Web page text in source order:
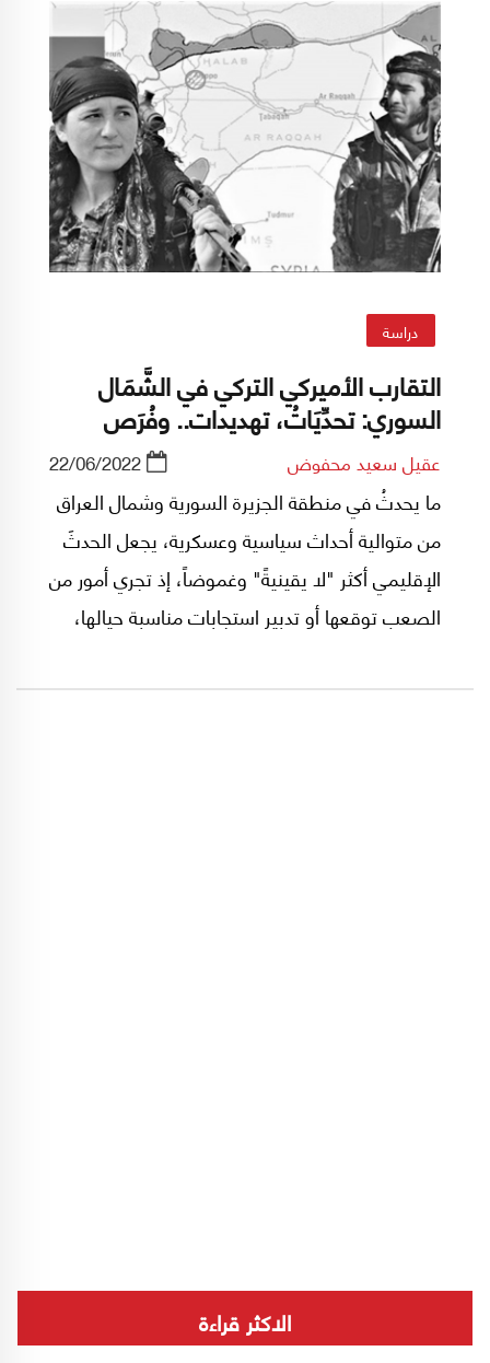
دراسة
التقارب الأميركي التركي في الشَّمَال
السوري: تحدِّيَاتُ، تهديدات.. وفُرَص
عقيل سعيد محفوض 22/06/2022
ما يحدثُ في منطقة الجزيرة السورية وشمال العراق
من متوالية أحداث سياسية وعسكرية، يجعل الحدثَ
الإقليمي أكثر "لا يقينيةً" وغموضاً، إذ تجري أمور من
الصعب توقعها أو تدبير استجابات مناسبة حيالها،
وتركيا، تنافراً، لكن من دون قطيعة، وتقارباً، لكن من
الاكثر قراءة